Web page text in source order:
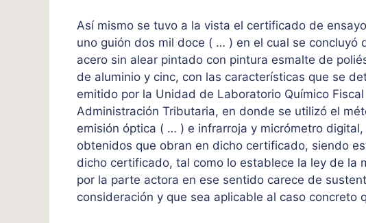
Así mismo se tuvo a la vista el certificado de
uno guión dos mil doce ( … ) en el cual se concluyó
acero sin alear pintado con pintura esmalte de
de aluminio y cinc, con las características que se
emitido por la Unidad de Laboratorio Químico
Administración Tributaria, en donde se utilizó el
emisión óptica ( … ) e infrarroja y micrómetro
obtenidos que obran en dicho certificado, siendo
dicho certificado, tal como lo establece la ley de la
por la parte actora en ese sentido carece de
consideración y que sea aplicable al caso concreto